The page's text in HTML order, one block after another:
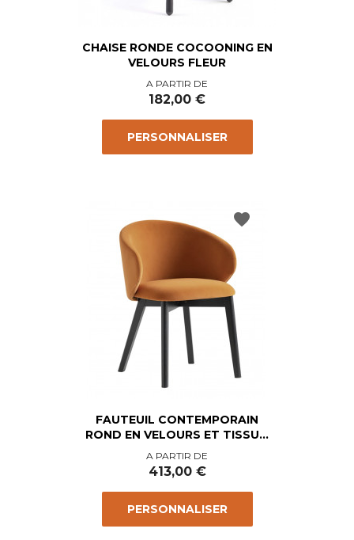
CHAISE RONDE COCOONING EN
VELOURS FLEUR
Prix
A PARTIR DE
182,00 €
PERSONNALISER
FAUTEUIL CONTEMPORAIN
ROND EN VELOURS ET TISSU...
Prix
A PARTIR DE
413,00 €
PERSONNALISER
favorite